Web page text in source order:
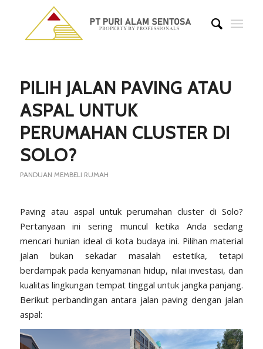
PILIH JALAN PAVING ATAU
ASPAL UNTUK
PERUMAHAN CLUSTER DI
SOLO?
PANDUAN MEMBELI RUMAH
Paving atau aspal untuk perumahan cluster di Solo?
Pertanyaan ini sering muncul ketika Anda sedang
mencari hunian ideal di kota budaya ini. Pilihan material
jalan bukan sekadar masalah estetika, tetapi
berdampak pada kenyamanan hidup, nilai investasi, dan
kualitas lingkungan tempat tinggal untuk jangka panjang.
Berikut perbandingan antara jalan paving dengan jalan
aspal: